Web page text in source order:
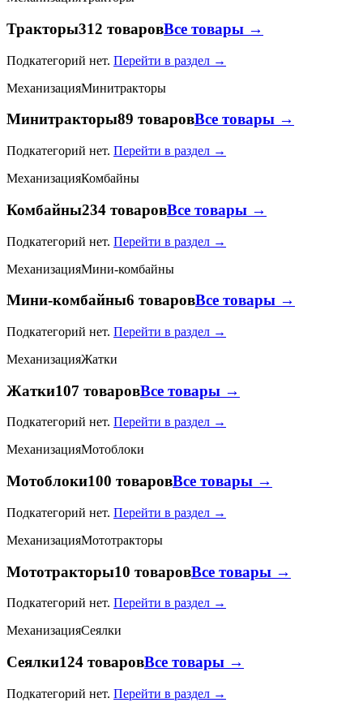
Тракторы312 товаровВсе товары →
Подкатегорий нет. Перейти в раздел →
МеханизацияМинитракторы
Минитракторы89 товаровВсе товары →
Подкатегорий нет. Перейти в раздел →
МеханизацияКомбайны
Комбайны234 товаровВсе товары →
Подкатегорий нет. Перейти в раздел →
МеханизацияМини-комбайны
Мини-комбайны6 товаровВсе товары →
Подкатегорий нет. Перейти в раздел →
МеханизацияЖатки
Жатки107 товаровВсе товары →
Подкатегорий нет. Перейти в раздел →
МеханизацияМотоблоки
Мотоблоки100 товаровВсе товары →
Подкатегорий нет. Перейти в раздел →
МеханизацияМототракторы
Мототракторы10 товаровВсе товары →
Подкатегорий нет. Перейти в раздел →
МеханизацияСеялки
Сеялки124 товаровВсе товары →
Подкатегорий нет. Перейти в раздел →